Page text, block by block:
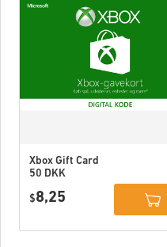
Xbox Gift Card
50 DKK
$8,25